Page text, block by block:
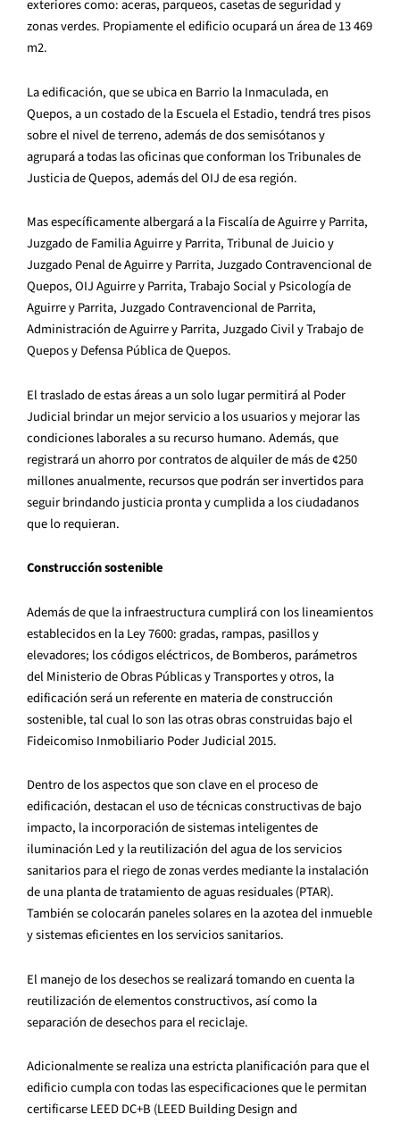
exteriores como: aceras, parqueos, casetas de seguridad y
zonas verdes. Propiamente el edificio ocupará un área de 13 469
m2.
La edificación, que se ubica en Barrio la Inmaculada, en
Quepos, a un costado de la Escuela el Estadio, tendrá tres pisos
sobre el nivel de terreno, además de dos semisótanos y
agrupará a todas las oficinas que conforman los Tribunales de
Justicia de Quepos, además del OIJ de esa región.
Mas específicamente albergará a la Fiscalía de Aguirre y Parrita,
Juzgado de Familia Aguirre y Parrita, Tribunal de Juicio y
Juzgado Penal de Aguirre y Parrita, Juzgado Contravencional de
Quepos, OIJ Aguirre y Parrita, Trabajo Social y Psicología de
Aguirre y Parrita, Juzgado Contravencional de Parrita,
Administración de Aguirre y Parrita, Juzgado Civil y Trabajo de
Quepos y Defensa Pública de Quepos.
El traslado de estas áreas a un solo lugar permitirá al Poder
Judicial brindar un mejor servicio a los usuarios y mejorar las
condiciones laborales a su recurso humano. Además, que
registrará un ahorro por contratos de alquiler de más de ¢250
millones anualmente, recursos que podrán ser invertidos para
seguir brindando justicia pronta y cumplida a los ciudadanos
que lo requieran.
Construcción sostenible
Además de que la infraestructura cumplirá con los lineamientos
establecidos en la Ley 7600: gradas, rampas, pasillos y
elevadores; los códigos eléctricos, de Bomberos, parámetros
del Ministerio de Obras Públicas y Transportes y otros, la
edificación será un referente en materia de construcción
sostenible, tal cual lo son las otras obras construidas bajo el
Fideicomiso Inmobiliario Poder Judicial 2015.
Dentro de los aspectos que son clave en el proceso de
edificación, destacan el uso de técnicas constructivas de bajo
impacto, la incorporación de sistemas inteligentes de
iluminación Led y la reutilización del agua de los servicios
sanitarios para el riego de zonas verdes mediante la instalación
de una planta de tratamiento de aguas residuales (PTAR).
También se colocarán paneles solares en la azotea del inmueble
y sistemas eficientes en los servicios sanitarios.
El manejo de los desechos se realizará tomando en cuenta la
reutilización de elementos constructivos, así como la
separación de desechos para el reciclaje.
Adicionalmente se realiza una estricta planificación para que el
edificio cumpla con todas las especificaciones que le permitan
certificarse LEED DC+B (LEED Building Design and